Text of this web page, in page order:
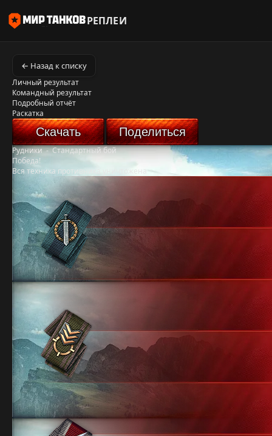
РЕПЛЕИ
← Назад к списку
Личный результат
Командный результат
Подробный отчёт
Раскатка
Скачать Поделиться
Рудники-Стандартный бой
Победа!
Вся техника противника уничтожена